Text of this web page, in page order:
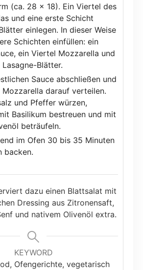
(ca. 28 x 18). Ein Viertel des
und eine erste Schicht
einlegen. In dieser Weise
Schichten einfüllen: ein
ein Viertel Mozzarella und
Blätter.
Sauce abschließen und
Mozzarella darauf verteilen.
und Pfeffer würzen,
Basilikum bestreuen und mit
beträufeln.
im Ofen 30 bis 35 Minuten
backen.
dazu einen Blattsalat mit
Dressing aus Zitronensaft,
und nativem Olivenöl extra.
KEYWORD
Ofengerichte, vegetarisch